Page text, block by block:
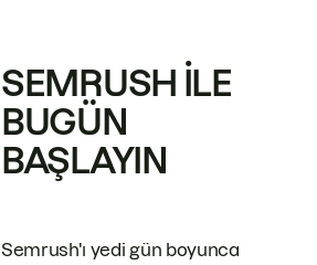
SEMRUSH ILE
BUGÜN
BAŞLAYIN
Semrush'ı yedi gün boyunca